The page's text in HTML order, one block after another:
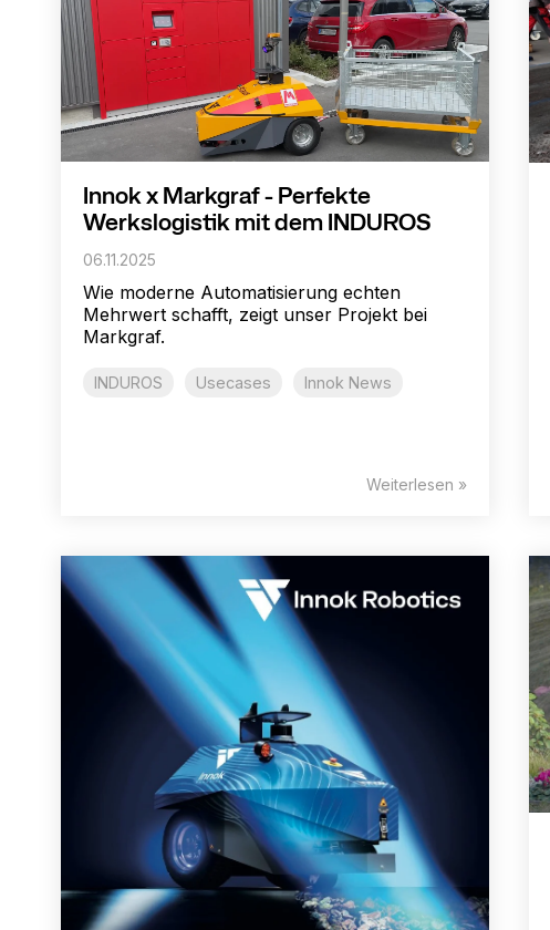
Innok x Markgraf - Perfekte
Werkslogistik mit dem INDUROS
06.11.2025
Wie moderne Automatisierung echten
Mehrwert schafft, zeigt unser Projekt bei
Markgraf.
INDUROS Usecases Innok News
Weiterlesen »